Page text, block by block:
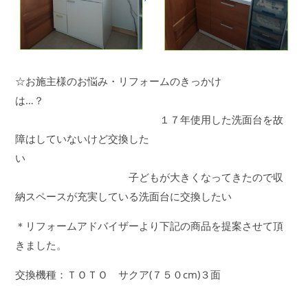
☆お施主様のお悩み・リフォームのきっかけ
は…？
１７年使用した洗面台を故
障はしていないけど交換した
い
子どもが大きくなってきたので収
納スペースが充実している洗面台に交換したい
＊リフォームアドバイザーより下記の商品を提案させて頂
きました。
交換機種：ＴＯＴＯ サクア(７５０cm)３面